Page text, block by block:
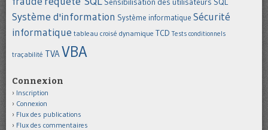
Système d'information Système informatique Sécurité
informatique tableau croisé dynamique TCD Tests conditionnels
traçabilité TVA VBA
Connexion
Inscription
Connexion
Flux des publications
Flux des commentaires